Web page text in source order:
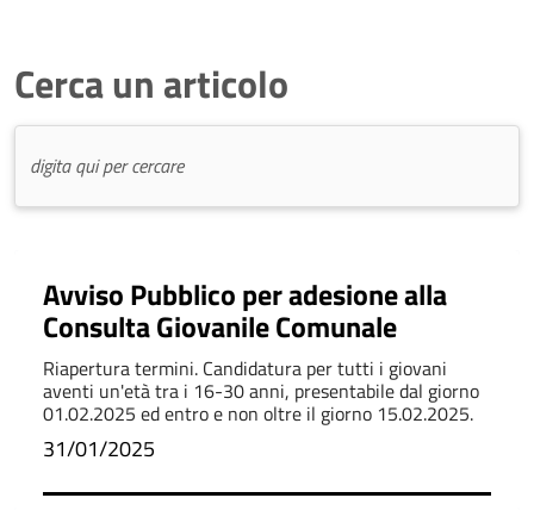
Cerca un articolo
Avviso Pubblico per adesione alla
Consulta Giovanile Comunale
Riapertura termini. Candidatura per tutti i giovani
aventi un'età tra i 16-30 anni, presentabile dal giorno
01.02.2025 ed entro e non oltre il giorno 15.02.2025.
31/01/2025